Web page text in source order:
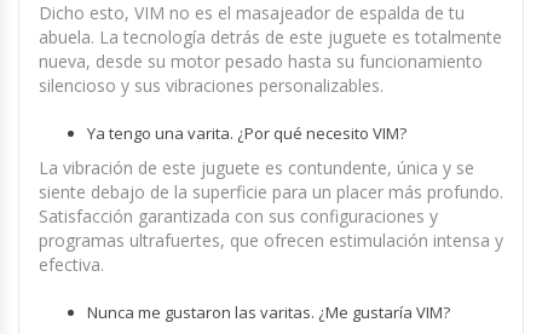
Dicho esto, VIM no es el masajeador de espalda de tu
abuela. La tecnología detrás de este juguete es totalmente
nueva, desde su motor pesado hasta su funcionamiento
silencioso y sus vibraciones personalizables.
Ya tengo una varita. ¿Por qué necesito VIM?
La vibración de este juguete es contundente, única y se
siente debajo de la superficie para un placer más profundo.
Satisfacción garantizada con sus configuraciones y
programas ultrafuertes, que ofrecen estimulación intensa y
efectiva.
Nunca me gustaron las varitas. ¿Me gustaría VIM?